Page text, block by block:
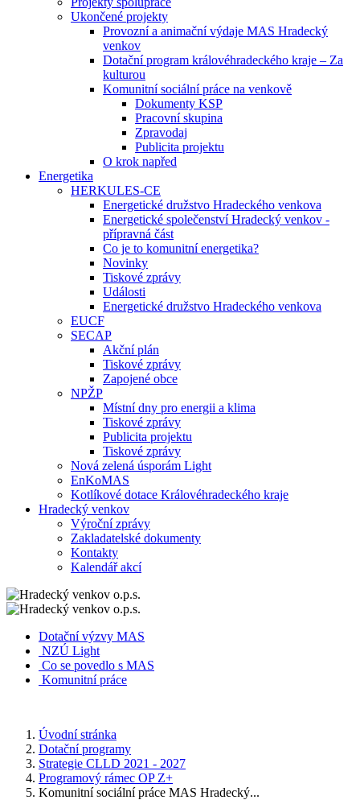
Ukončené projekty
Provozní a animační výdaje MAS Hradecký
venkov
Dotační program královéhradeckého kraje – Za
kulturou
Komunitní sociální práce na venkově
Dokumenty KSP
Pracovní skupina
Zpravodaj
Publicita projektu
O krok napřed
Energetika
HERKULES-CE
Energetické družstvo Hradeckého venkova
Energetické společenství Hradecký venkov -
přípravná část
Co je to komunitní energetika?
Novinky
Tiskové zprávy
Události
Energetické družstvo Hradeckého venkova
EUCF
SECAP
Akční plán
Tiskové zprávy
Zapojené obce
NPŽP
Místní dny pro energii a klima
Tiskové zprávy
Publicita projektu
Tiskové zprávy
Nová zelená úsporám Light
EnKoMAS
Kotlíkové dotace Královéhradeckého kraje
Hradecký venkov
Výroční zprávy
Zakladatelské dokumenty
Kontakty
Kalendář akcí
Dotační výzvy MAS
NZÚ Light
Co se povedlo s MAS
Komunitní práce
Úvodní stránka
Dotační programy
Strategie CLLD 2021 - 2027
Programový rámec OP Z+
Komunitní sociální práce MAS Hradecký...